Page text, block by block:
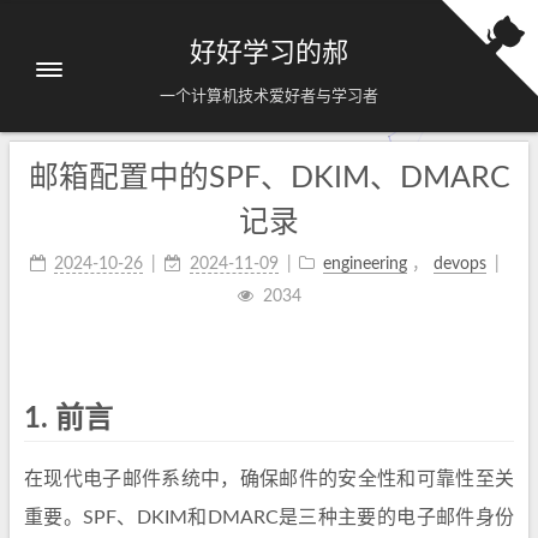
好好学习的郝
一个计算机技术爱好者与学习者
邮箱配置中的SPF、DKIM、DMARC
记录
2024-10-26 2024-11-09 engineering ，devops
2034
1. 前言
在现代电子邮件系统中，确保邮件的安全性和可靠性至关
重要。SPF、DKIM和DMARC是三种主要的电子邮件身份